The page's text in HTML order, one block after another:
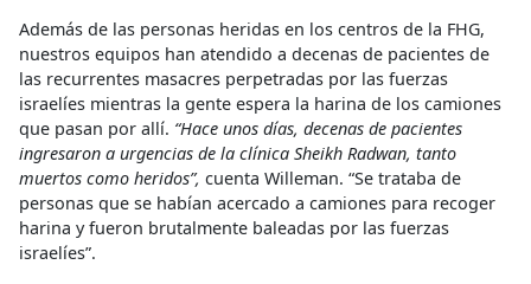
Además de las personas heridas en los centros de la FHG,
nuestros equipos han atendido a decenas de pacientes de
las recurrentes masacres perpetradas por las fuerzas
israelíes mientras la gente espera la harina de los camiones
que pasan por allí. “Hace unos días, decenas de pacientes
ingresaron a urgencias de la clínica Sheikh Radwan, tanto
muertos como heridos”, cuenta Willeman. “Se trataba de
personas que se habían acercado a camiones para recoger
harina y fueron brutalmente baleadas por las fuerzas
israelíes”.